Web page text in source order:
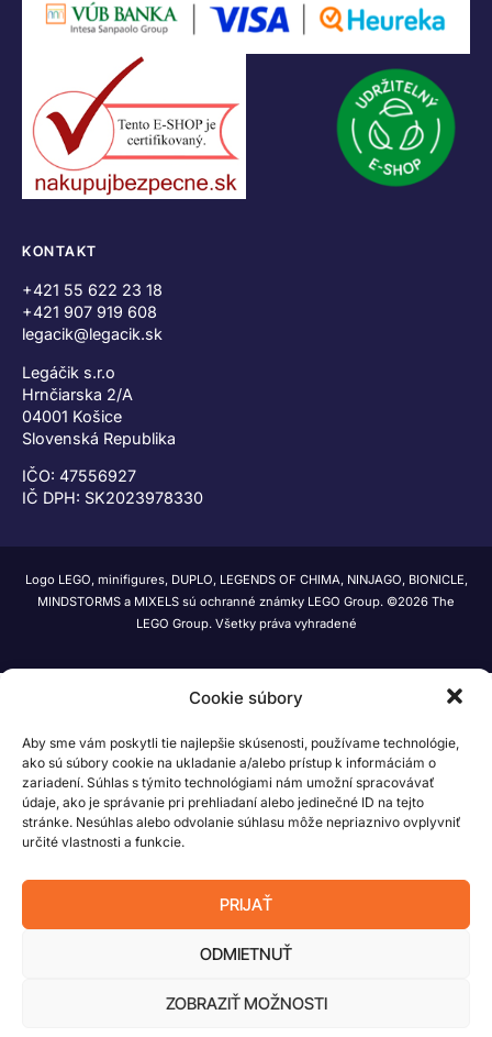
Cookie súbory
Aby sme vám poskytli tie najlepšie skúsenosti, používame technológie,
ako sú súbory cookie na ukladanie a/alebo prístup k informáciám o
zariadení. Súhlas s týmito technológiami nám umožní spracovávať
údaje, ako je správanie pri prehliadaní alebo jedinečné ID na tejto
stránke. Nesúhlas alebo odvolanie súhlasu môže nepriaznivo ovplyvniť
určité vlastnosti a funkcie.
PRIJAŤ
ODMIETNUŤ
ZOBRAZIŤ MOŽNOSTI
KONTAKT
+421 55 622 23 18
+421 907 919 608
legacik@legacik.sk
Legáčik s.r.o
Hrnčiarska 2/A
04001 Košice
Slovenská Republika
IČO: 47556927
IČ DPH: SK2023978330
Logo LEGO, minifigures, DUPLO, LEGENDS OF CHIMA, NINJAGO, BIONICLE,
MINDSTORMS a MIXELS sú ochranné známky LEGO Group. ©2026 The
LEGO Group. Všetky práva vyhradené